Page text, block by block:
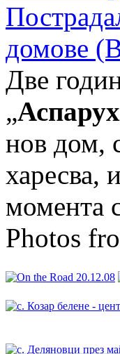
домове
Две
„
нов дом,
харесва,
момента
Photos